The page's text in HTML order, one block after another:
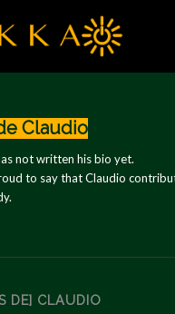
Claudio
not written his bio yet.
to say thatClaudio
DE] CLAUDIO